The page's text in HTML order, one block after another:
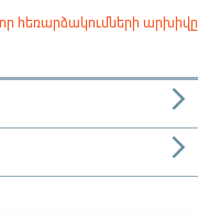
հեռարձակումների արխիվը